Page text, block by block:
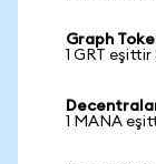
Graph
1 GRT
1 MANA